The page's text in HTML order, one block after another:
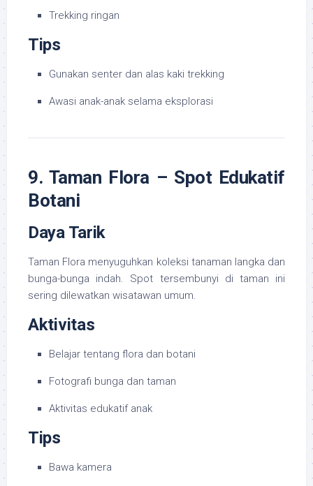
Trekking ringan
Tips
Gunakan senter dan alas kaki trekking
Awasi anak-anak selama eksplorasi
9. Taman Flora – Spot Edukatif
Botani
Daya Tarik
Taman Flora menyuguhkan koleksi tanaman langka dan
bunga-bunga indah. Spot tersembunyi di taman ini
sering dilewatkan wisatawan umum.
Aktivitas
Belajar tentang flora dan botani
Fotografi bunga dan taman
Aktivitas edukatif anak
Tips
Bawa kamera